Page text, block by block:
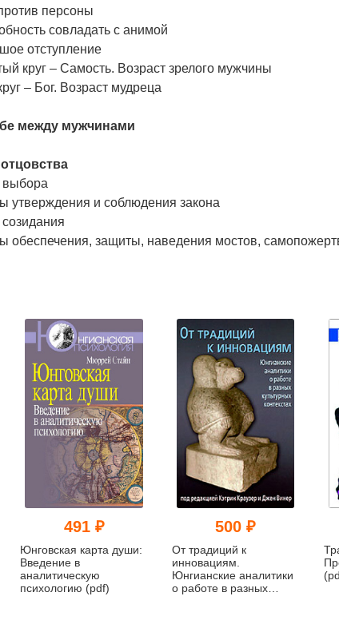
персоны
совладать с анимой
отступление
круг – Самость. Возраст зрелого мужчины
– Бог. Возраст мудреца
между мужчинами
выбора
утверждения и соблюдения закона
обеспечения, защиты, наведения мостов,
491 ₽
Юнговская карта души:
Введение в
аналитическую
психологию (pdf)
500 ₽
От традиций к
инновациям.
Юнгианские аналитики
о работе в разных